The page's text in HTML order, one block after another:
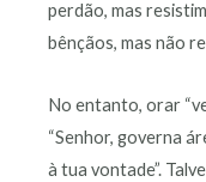
perdão, mas
bênçãos, mas não
No entanto, orar
“Senhor, governa
à tua vontade”.